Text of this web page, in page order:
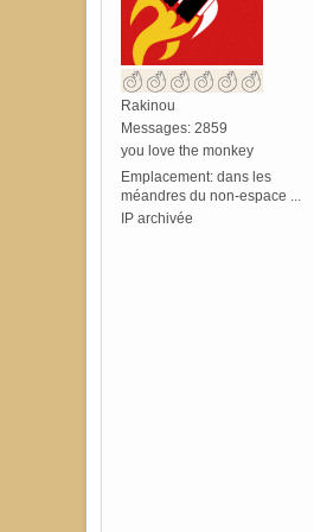
Rakinou
Messages: 2859
you love the monkey
Emplacement: dans les
méandres du non-espace ...
IP archivée